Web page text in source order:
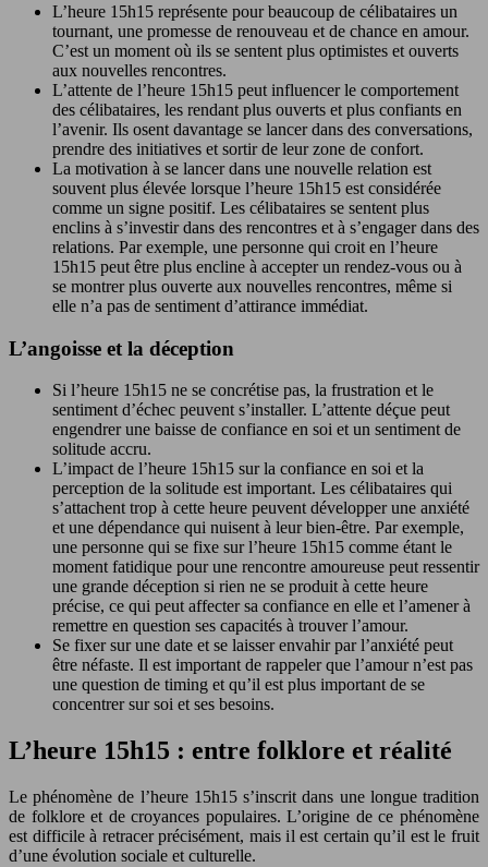
L’heure 15h15 représente pour beaucoup de célibataires un
tournant, une promesse de renouveau et de chance en amour.
C’est un moment où ils se sentent plus optimistes et ouverts
aux nouvelles rencontres.
L’attente de l’heure 15h15 peut influencer le comportement
des célibataires, les rendant plus ouverts et plus confiants en
l’avenir. Ils osent davantage se lancer dans des conversations,
prendre des initiatives et sortir de leur zone de confort.
La motivation à se lancer dans une nouvelle relation est
souvent plus élevée lorsque l’heure 15h15 est considérée
comme un signe positif. Les célibataires se sentent plus
enclins à s’investir dans des rencontres et à s’engager dans des
relations. Par exemple, une personne qui croit en l’heure
15h15 peut être plus encline à accepter un rendez-vous ou à
se montrer plus ouverte aux nouvelles rencontres, même si
elle n’a pas de sentiment d’attirance immédiat.
L’angoisse et la déception
Si l’heure 15h15 ne se concrétise pas, la frustration et le
sentiment d’échec peuvent s’installer. L’attente déçue peut
engendrer une baisse de confiance en soi et un sentiment de
solitude accru.
L’impact de l’heure 15h15 sur la confiance en soi et la
perception de la solitude est important. Les célibataires qui
s’attachent trop à cette heure peuvent développer une anxiété
et une dépendance qui nuisent à leur bien-être. Par exemple,
une personne qui se fixe sur l’heure 15h15 comme étant le
moment fatidique pour une rencontre amoureuse peut ressentir
une grande déception si rien ne se produit à cette heure
précise, ce qui peut affecter sa confiance en elle et l’amener à
remettre en question ses capacités à trouver l’amour.
Se fixer sur une date et se laisser envahir par l’anxiété peut
être néfaste. Il est important de rappeler que l’amour n’est pas
une question de timing et qu’il est plus important de se
concentrer sur soi et ses besoins.
L’heure 15h15 : entre folklore et réalité
Le phénomène de l’heure 15h15 s’inscrit dans une longue tradition
de folklore et de croyances populaires. L’origine de ce phénomène
est difficile à retracer précisément, mais il est certain qu’il est le fruit
d’une évolution sociale et culturelle.